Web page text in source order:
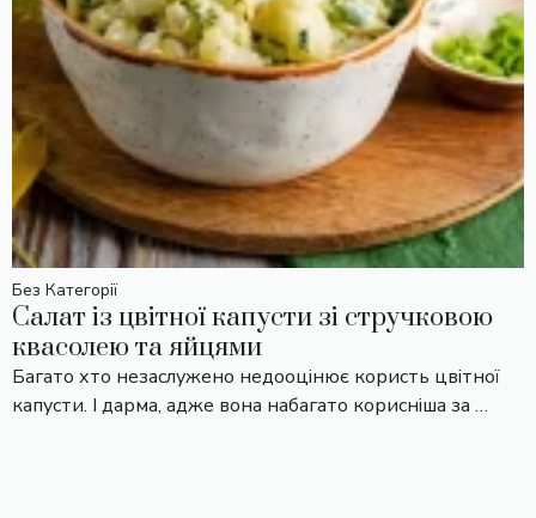
Без Категорії
Салат із цвітної капусти зі стручковою
квасолею та яйцями
Багато хто незаслужено недооцінює користь цвітної
капусти. І дарма, адже вона набагато корисніша за …